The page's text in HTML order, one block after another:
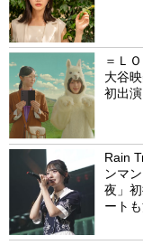
＝Ｌ
大谷
初出演
Rain
ンマ
夜」
ートも